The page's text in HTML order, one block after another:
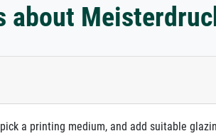
about
a printing medium, and add suitable